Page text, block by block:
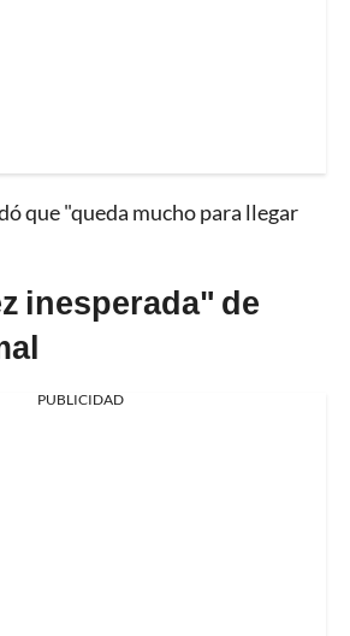
que "queda mucho para llegar
inesperada" de
PUBLICIDAD